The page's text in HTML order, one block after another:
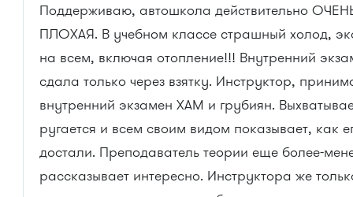
Поддерживаю, автошкола действительно
ПЛОХАЯ. В учебном классе страшный холод,
на всем, включая отопление!!! Внутренний
сдала только через взятку. Инструктор,
внутренний экзамен ХАМ и грубиян.
ругается и всем своим видом показывает, как
достали. Преподаватель теории еще более-
рассказывает интересно. Инструктора же